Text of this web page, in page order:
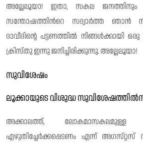
അല്ലേലൂയാ! ഇതാ, സകല ജനത്തിനും
സന്തോഷത്തിൻറെ സദ്വാർത്ത ഞാൻ
ദാവീദിന്റെ പട്ടണത്തിൽ നിങ്ങൾക്കായി
ക്രിസ്‌തു ഇന്നു ജനിച്ചിരിക്കുന്നു. അല്ലേലൂയാ!
സുവിശേഷം
ലൂക്കായുടെ വിശുദ്ധ
അക്കാലത്ത്,
എഴുതിച്ചേർക്കപ്പെടണം എന്ന് അഗസ്‌റ്റസ്